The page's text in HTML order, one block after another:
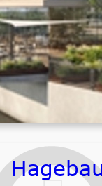
ca. 550.000,-